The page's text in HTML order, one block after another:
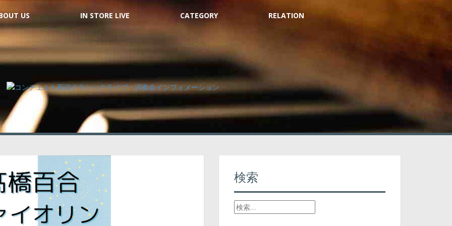
US IN STORE LIVE CATEGORY RELATION
検索
検
索